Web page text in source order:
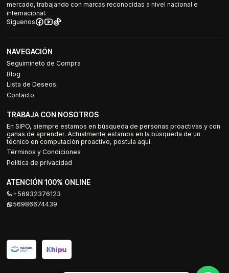
mercado, trabajando con marcas reconocidas a nivel nacional e
internacional.
Síguenos
NAVEGACIÓN
Seguimineto de Compra
Blog
Lista de Deseos
Contacto
TRABAJA CON NOSOTROS
En SIPO, siempre estamos en búsqueda de personas proactivas y con
ganas de aprender. Actualmente estamos en la búsqueda de un
técnico en computación proactivo, postula aquí.
Términos y Condiciones
Política de privacidad
ATENCIÓN 100% ONLINE
+56932376123
56986674439